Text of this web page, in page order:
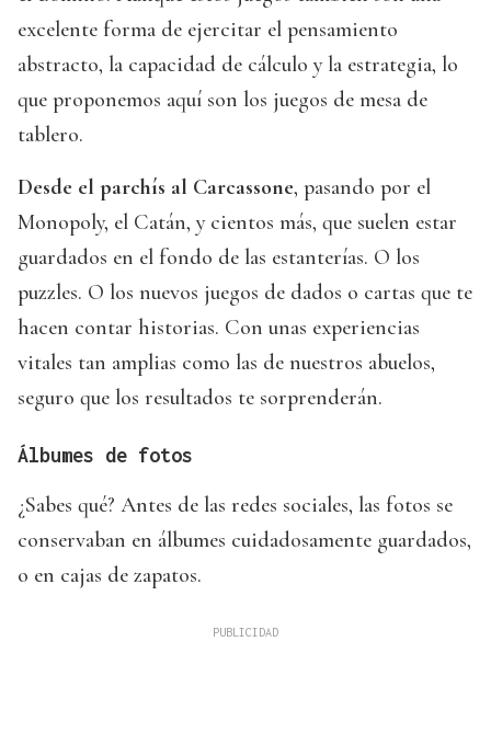
excelente forma de ejercitar el pensamiento
abstracto, la capacidad de cálculo y la estrategia, lo
que proponemos aquí son los juegos de mesa de
tablero.
Desde el parchís al Carcassone, pasando por el
Monopoly, el Catán, y cientos más, que suelen estar
guardados en el fondo de las estanterías. O los
puzzles. O los nuevos juegos de dados o cartas que te
hacen contar historias. Con unas experiencias
vitales tan amplias como las de nuestros abuelos,
seguro que los resultados te sorprenderán.
Álbumes de fotos
¿Sabes qué? Antes de las redes sociales, las fotos se
conservaban en álbumes cuidadosamente guardados,
o en cajas de zapatos.